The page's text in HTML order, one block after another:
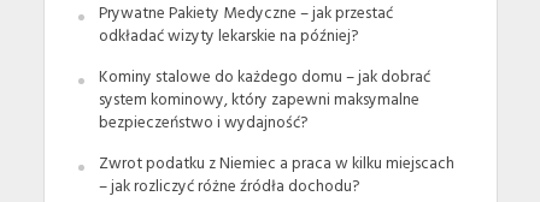
Prywatne Pakiety Medyczne – jak przestać
odkładać wizyty lekarskie na później?
Kominy stalowe do każdego domu – jak dobrać
system kominowy, który zapewni maksymalne
bezpieczeństwo i wydajność?
Zwrot podatku z Niemiec a praca w kilku miejscach
– jak rozliczyć różne źródła dochodu?